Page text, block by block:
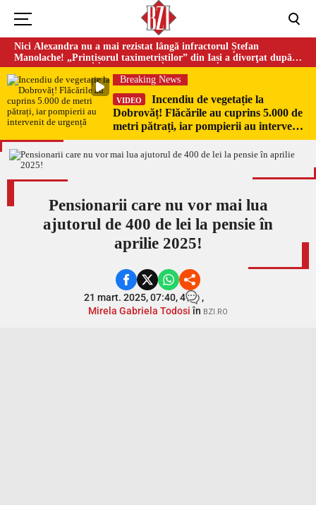
Nici Alexandra nu a mai rezistat lângă infractorul Ștefan
Manolache! „Prințișorul taximetriștilor” din Iași a divorţat după
doi ani de căsnicie
Breaking News
VIDEO
Incendiu de vegetație la
Dobrovăț! Flăcările au cuprins 5.000 de
metri pătrați, iar pompierii au intervenit
de urgență
Pensionarii care nu vor mai lua
ajutorul de 400 de lei la pensie în
aprilie 2025!
21 mart. 2025, 07:40,4
,
Mirela Gabriela Todosiîn BZI.RO